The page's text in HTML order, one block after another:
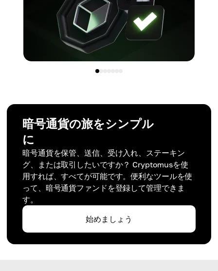
暗号通貨の旅をシンプル
に
暗号通貨を保管、送信、受け入れ、ステーキン
グ、または取引したいですか？ Cryptomusを使
用すれば、すべてが可能です。便利なツールを使
って、暗号通貨ファンドを登録して管理できま
す。
始めましょう